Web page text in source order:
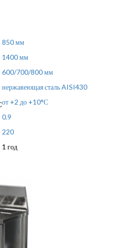
850 мм
1400 мм
600/700/800 мм
нержавеющая сталь AISI430
от +2 до +10°С
0.9
220
1 год